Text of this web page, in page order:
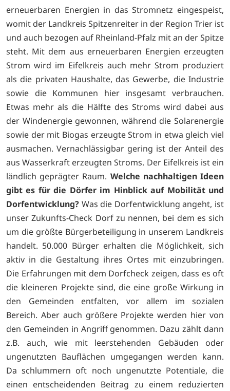
erneuerbaren Energien in das Stromnetz eingespeist,
womit der Landkreis Spitzenreiter in der Region Trier ist
und auch bezogen auf Rheinland-Pfalz mit an der Spitze
steht. Mit dem aus erneuerbaren Energien erzeugten
Strom wird im Eifelkreis auch mehr Strom produziert
als die privaten Haushalte, das Gewerbe, die Industrie
sowie die Kommunen hier insgesamt verbrauchen.
Etwas mehr als die Hälfte des Stroms wird dabei aus
der Windenergie gewonnen, während die Solarenergie
sowie der mit Biogas erzeugte Strom in etwa gleich viel
ausmachen. Vernachlässigbar gering ist der Anteil des
aus Wasserkraft erzeugten Stroms. Der Eifelkreis ist ein
ländlich geprägter Raum. Welche nachhaltigen Ideen
gibt es für die Dörfer im Hinblick auf Mobilität und
Dorfentwicklung? Was die Dorfentwicklung angeht, ist
unser Zukunfts-Check Dorf zu nennen, bei dem es sich
um die größte Bürgerbeteiligung in unserem Landkreis
handelt. 50.000 Bürger erhalten die Möglichkeit, sich
aktiv in die Gestaltung ihres Ortes mit einzubringen.
Die Erfahrungen mit dem Dorfcheck zeigen, dass es oft
die kleineren Projekte sind, die eine große Wirkung in
den Gemeinden entfalten, vor allem im sozialen
Bereich. Aber auch größere Projekte werden hier von
den Gemeinden in Angriff genommen. Dazu zählt dann
z.B. auch, wie mit leerstehenden Gebäuden oder
ungenutzten Bauflächen umgegangen werden kann.
Da schlummern oft noch ungenutzte Potentiale, die
einen entscheidenden Beitrag zu einem reduzierten